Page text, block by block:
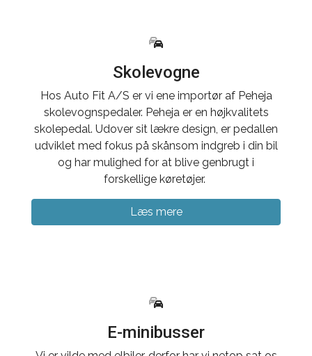
Skolevogne
Hos Auto Fit A/S er vi ene importør af Peheja
skolevognspedaler. Peheja er en højkvalitets
skolepedal. Udover sit lækre design, er pedallen
udviklet med fokus på skånsom indgreb i din bil
og har mulighed for at blive genbrugt i
forskellige køretøjer.
Læs mere
E-minibusser